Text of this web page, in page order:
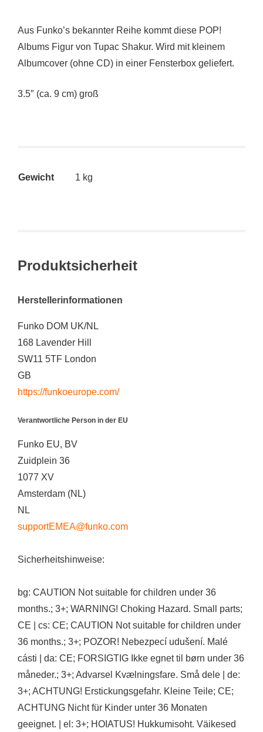
Aus Funko’s bekannter Reihe kommt diese POP!
Albums Figur von Tupac Shakur. Wird mit kleinem
Albumcover (ohne CD) in einer Fensterbox geliefert.
3.5″ (ca. 9 cm) groß
Gewicht 1 kg
Produktsicherheit
Herstellerinformationen
Funko DOM UK/NL
168 Lavender Hill
SW11 5TF London
GB
https://funkoeurope.com/
Verantwortliche Person in der EU
Funko EU, BV
Zuidplein 36
1077 XV
Amsterdam (NL)
NL
supportEMEA@funko.com
Sicherheitshinweise:
bg: CAUTION Not suitable for children under 36
months.; 3+; WARNING! Choking Hazard. Small parts;
CE | cs: CE; CAUTION Not suitable for children under
36 months.; 3+; POZOR! Nebezpecí udušení. Malé
cásti | da: CE; FORSIGTIG Ikke egnet til børn under 36
måneder.; 3+; Advarsel Kvælningsfare. Små dele | de:
3+; ACHTUNG! Erstickungsgefahr. Kleine Teile; CE;
ACHTUNG Nicht für Kinder unter 36 Monaten
geeignet. | el: 3+; HOIATUS! Hukkumisoht. Väikesed